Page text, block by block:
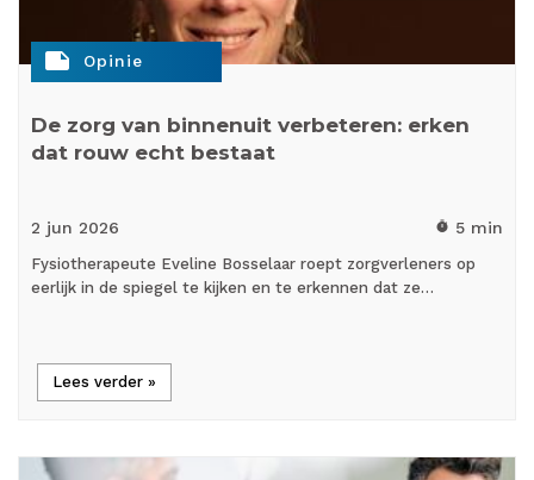
note Opinie
De zorg van binnenuit verbeteren: erken
dat rouw echt bestaat
2 jun 2026 timer 5 min
Fysiotherapeute Eveline Bosselaar roept zorgverleners op
eerlijk in de spiegel te kijken en te erkennen dat ze…
Lees verder »